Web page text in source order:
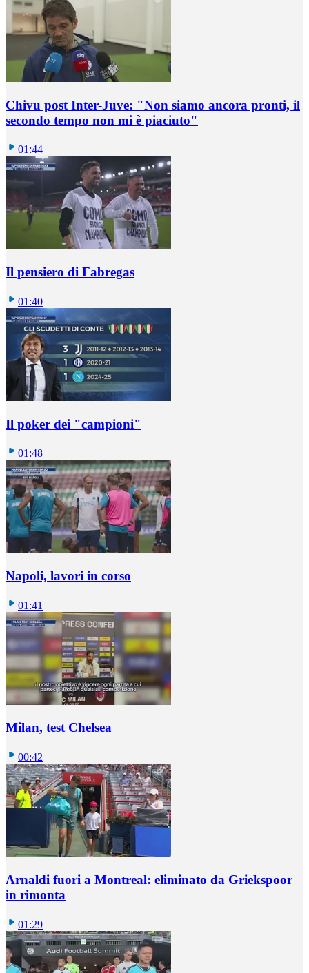
Chivu post Inter-Juve: "Non siamo ancora pronti, il
secondo tempo non mi è piaciuto"
01:44
Il pensiero di Fabregas
01:40
Il poker dei "campioni"
01:48
Napoli, lavori in corso
01:41
Milan, test Chelsea
00:42
Arnaldi fuori a Montreal: eliminato da Griekspoor
in rimonta
01:29